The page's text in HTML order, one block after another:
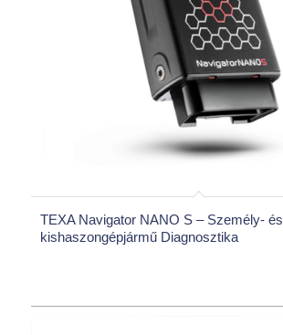
TEXA Navigator NANO S – Személy- és
kishaszongépjármű Diagnosztika